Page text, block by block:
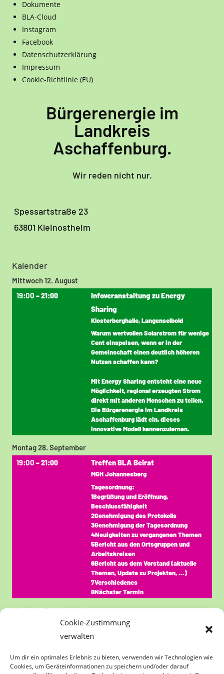
Cookie-Zustimmung
verwalten
Um dir ein optimales Erlebnis zu bieten, verwenden wir Technologien wie
Cookies, um Geräteinformationen zu speichern und/oder darauf
Dokumente
BLA-Cloud
Instagram
Facebook
Datenschutzerklärung
Impressum
Cookie-Richtlinie (EU)
Bürgerenergie im
Landkreis
Aschaffenburg.
Wir reden nicht nur.
Spessartstraße 23
63801 Kleinostheim
Kalender
Mittwoch 12. August
19:00 – 21:00
Infoveranstaltung zu Energy
Sharing
Klosterberghalle, Langenselbold
Warum wertvollen Solarstrom für wenige
Cent einspeisen, wenn er in der
Gemeinschaft einen deutlich höheren
Nutzen schaffen kann?
Mit Energy Sharing entsteht eine neue
Möglichkeit, regional erzeugten Strom
direkt mit anderen Menschen zu teilen.
Die Bürgerenergie im Landkreis
Aschaffenburg lädt ein, dieses
innovative Modell kennenzulernen.
Montag 28. September
19:00 – 21:00 Treffen BLA Beirat
MGH Johannesberg
Tagesordnung:
1Begrüßung und Eröffnung,
Beschlussfähigkeit
2Genehmigung des Protokolls
3Genehmigung der Tagesordnung
4Neuigkeiten zu vergangenen Themen
5Bericht aus den Ortsgruppen und
Arbeitskreisen
6Bericht aus dem Vorstand (aktuelle
Themen, Update zu Projekten, …)
7Verschiedenes
8Nächster Termin
Mittwoch 30. September
Infoabend der
Energiegenossenschaft zu .......
Bisher ist es nur ein Platzhalter für den